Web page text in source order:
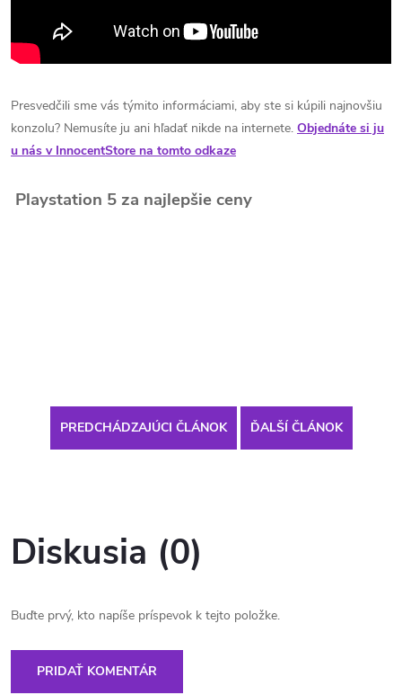
Presvedčili sme vás týmito informáciami, aby ste si kúpili najnovšiu
konzolu? Nemusíte ju ani hľadať nikde na internete. Objednáte si ju
u nás v InnocentStore na tomto odkaze
Playstation 5 za najlepšie ceny
PREDCHÁDZAJÚCI ČLÁNOK ĎALŠÍ ČLÁNOK
Diskusia (0)
Buďte prvý, kto napíše príspevok k tejto položke.
PRIDAŤ KOMENTÁR